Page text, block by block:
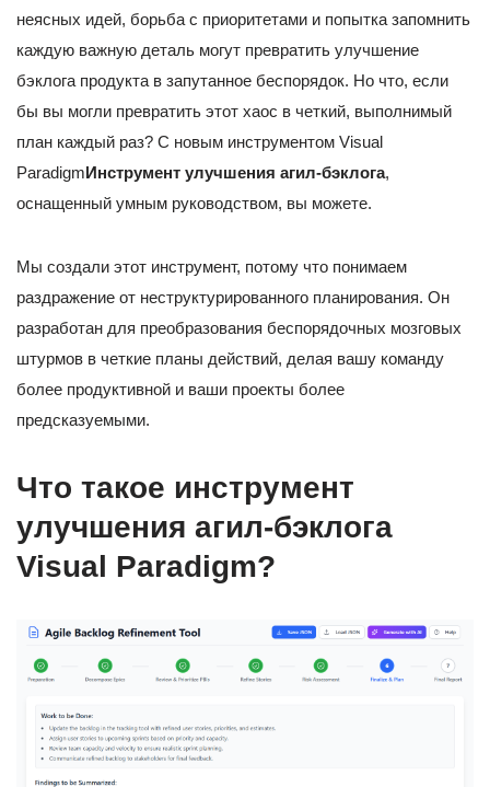
неясных идей, борьба с приоритетами и попытка запомнить
каждую важную деталь могут превратить улучшение
бэклога продукта в запутанное беспорядок. Но что, если
бы вы могли превратить этот хаос в четкий, выполнимый
план каждый раз? С новым инструментом Visual
ParadigmИнструмент улучшения агил-бэклога,
оснащенный умным руководством, вы можете.
Мы создали этот инструмент, потому что понимаем
раздражение от неструктурированного планирования. Он
разработан для преобразования беспорядочных мозговых
штурмов в четкие планы действий, делая вашу команду
более продуктивной и ваши проекты более
предсказуемыми.
Что такое инструмент
улучшения агил-бэклога
Visual Paradigm?